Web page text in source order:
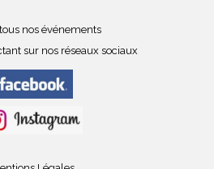
nos événements
sur nos réseaux sociaux